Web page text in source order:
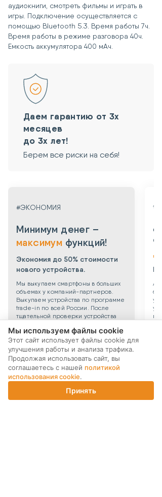
аудиокниги, смотреть фильмы и играть в
игры. Подключение осуществляется с
помощью Bluetooth 5.3. Время работы 7ч.
Время работы в режиме разговора 40ч.
Емкость аккумулятора 400 мАч.
Даем гарантию от 3х
месяцев
до 3х лет!
Берем все риски на себя!
#ЭКОНОМИЯ
Минимум денег –
максимум функций!
Экономия до 50% стоимости
нового устройства.
Мы выкупаем смартфоны в больших
объемах у компаний-партнеров.
Выкупаем устройства по программе
trade-in по всей России. После
тщательной проверки устройства
сравнению с новыми смартфонами
снижена до 40%.
Корзина
Мы используем файлы cookie
Этот сайт использует файлы cookie для
улучшения работы и анализа трафика.
Продолжая использовать сайт, вы
соглашаетесь с нашей политикой
использования cookie.
Принять